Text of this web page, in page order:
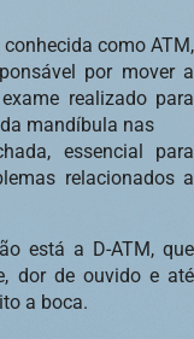
como ATM,
por mover a
realizado para
mandíbula nas
essencial para
relacionados a
está a D-ATM, que
dor de ouvido e até
a boca.